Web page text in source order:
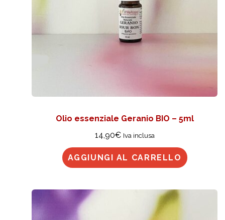
Olio essenziale Geranio BIO – 5ml
14,90€ Iva inclusa
AGGIUNGI AL CARRELLO